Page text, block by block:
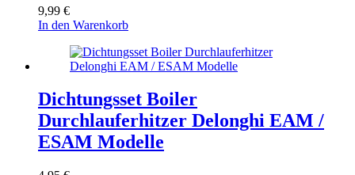
9,99 €
In den Warenkorb
Dichtungsset Boiler
Durchlauferhitzer Delonghi EAM /
ESAM Modelle